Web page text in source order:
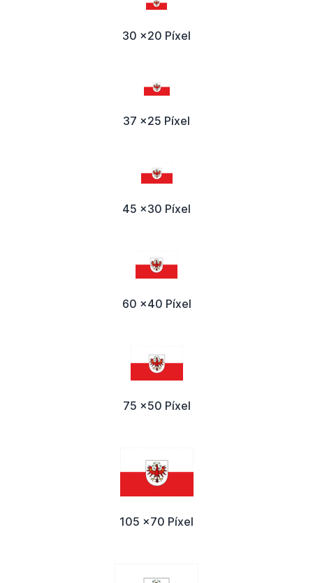
30 x20 Píxel
37 x25 Píxel
45 x30 Píxel
60 x40 Píxel
75 x50 Píxel
105 x70 Píxel